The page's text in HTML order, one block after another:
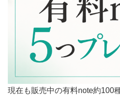
現在も販売中の有料note約100